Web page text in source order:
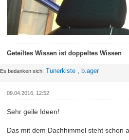
Geteiltes Wissen ist doppeltes Wissen
Es bedanken sich: Tunerkiste b.ager
09.04.2016, 12:52
Sehr geile Ideen!
Das mit dem Dachhimmel steht schon